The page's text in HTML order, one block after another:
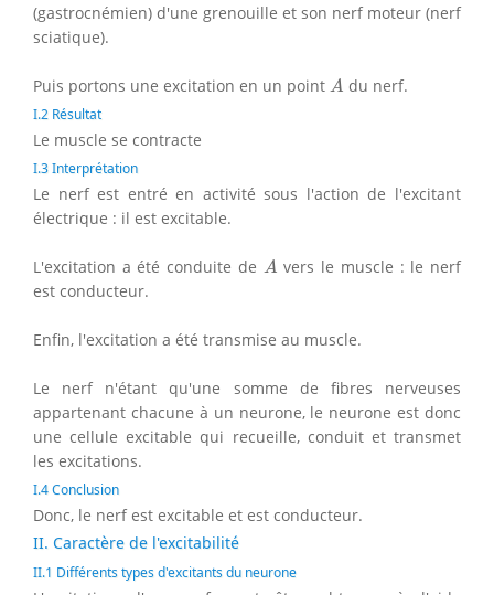
(gastrocnémien) d'une grenouille et son nerf moteur (nerf
sciatique).
Puis portons une excitation en un point A
A du nerf.
I.2 Résultat
Le muscle se contracte
I.3 Interprétation
Le nerf est entré en activité sous l'action de l'excitant
électrique : il est excitable.
L'excitation a été conduite de A
A vers le muscle : le nerf
est conducteur.
Enfin, l'excitation a été transmise au muscle.
Le nerf n'étant qu'une somme de fibres nerveuses
appartenant chacune à un neurone, le neurone est donc
une cellule excitable qui recueille, conduit et transmet
les excitations.
I.4 Conclusion
Donc, le nerf est excitable et est conducteur.
II. Caractère de l'excitabilité
II.1 Différents types d'excitants du neurone